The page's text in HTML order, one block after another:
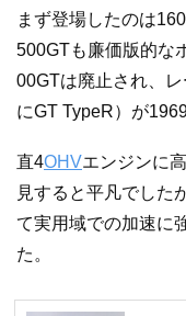
まず登場したのは
500GTも廉価版的な
00GTは廃止され、
にGT TypeR）が
直4OHVエンジンに
見すると平凡でした
て実用域での加速に
た。